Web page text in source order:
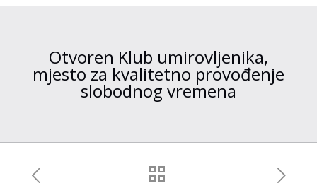
Otvoren Klub umirovljenika,
mjesto za kvalitetno provođenje
slobodnog vremena